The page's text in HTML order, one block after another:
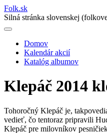
Folk.sk
Silná stránka slovenskej
Main
navigation
Domov
Kalendár akcií
Katalóg albumov
Klepáč 2014
Tohoročný Klepáč je,
vedieť, čo tentoraz pripravili
Klepáč pre milovníkov